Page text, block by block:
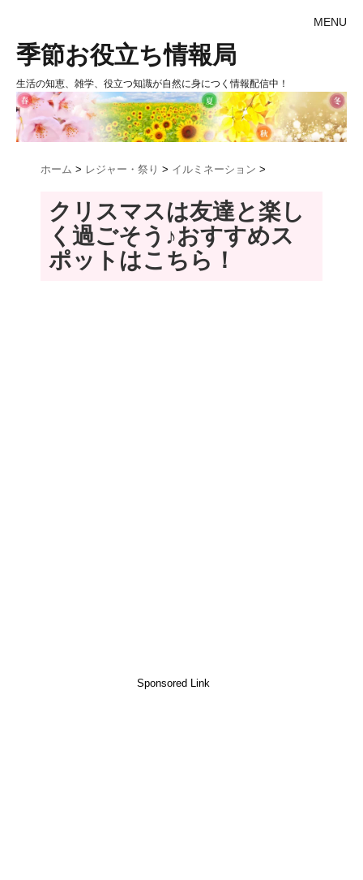
MENU
季節お役立ち情報局
生活の知恵、雑学、役立つ知識が自然に身につく情報配信中！
ホーム > レジャー・祭り > イルミネーション >
クリスマスは友達と楽し
く過ごそう♪おすすめス
ポットはこちら！
Sponsored Link